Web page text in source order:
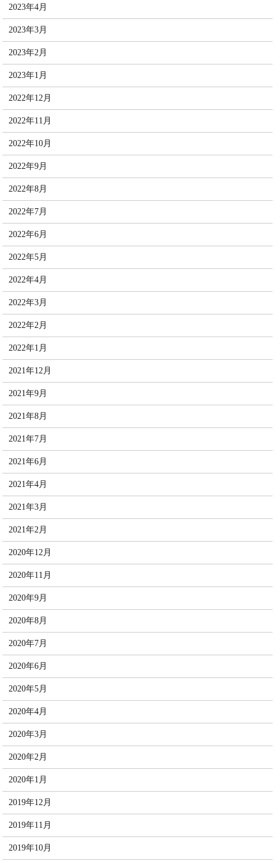
2023年4月
2023年3月
2023年2月
2023年1月
2022年12月
2022年11月
2022年10月
2022年9月
2022年8月
2022年7月
2022年6月
2022年5月
2022年4月
2022年3月
2022年2月
2022年1月
2021年12月
2021年9月
2021年8月
2021年7月
2021年6月
2021年4月
2021年3月
2021年2月
2020年12月
2020年11月
2020年9月
2020年8月
2020年7月
2020年6月
2020年5月
2020年4月
2020年3月
2020年2月
2020年1月
2019年12月
2019年11月
2019年10月